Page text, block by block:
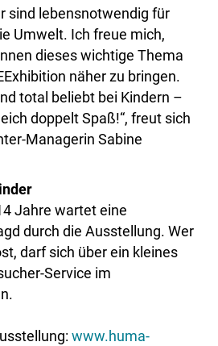
sind lebensnotwendig für
Umwelt. Ich freue mich,
dieses wichtige Thema
näher zu bringen.
total beliebt bei Kindern –
doppelt Spaß!“, freut sich
Managerin Sabine
Jahre wartet eine
durch die Ausstellung. Wer
darf sich über ein kleines
Service im
www.huma-